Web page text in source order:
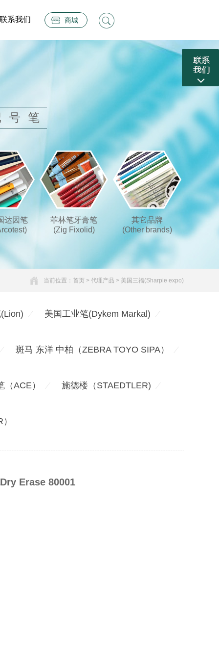
联系我们 商城
笔
达因笔
菲林笔牙膏笔
(Zig Fixolid)
其它品牌
(Other brands)
当前位置： 首页 > 代理产品 > 美国三福(Sharpie expo)
美国工业笔(Dykem Markal)
斑马 东洋 中柏（ZEBRA TOYO SIPA）
ACE） 施德楼（STAEDTLER)
Erase 80001